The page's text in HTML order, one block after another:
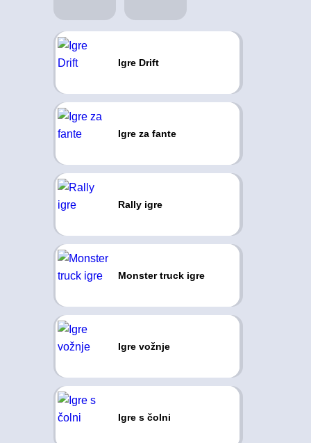
Igre Drift
Igre za fante
Rally igre
Monster truck igre
Igre vožnje
Igre s čolni